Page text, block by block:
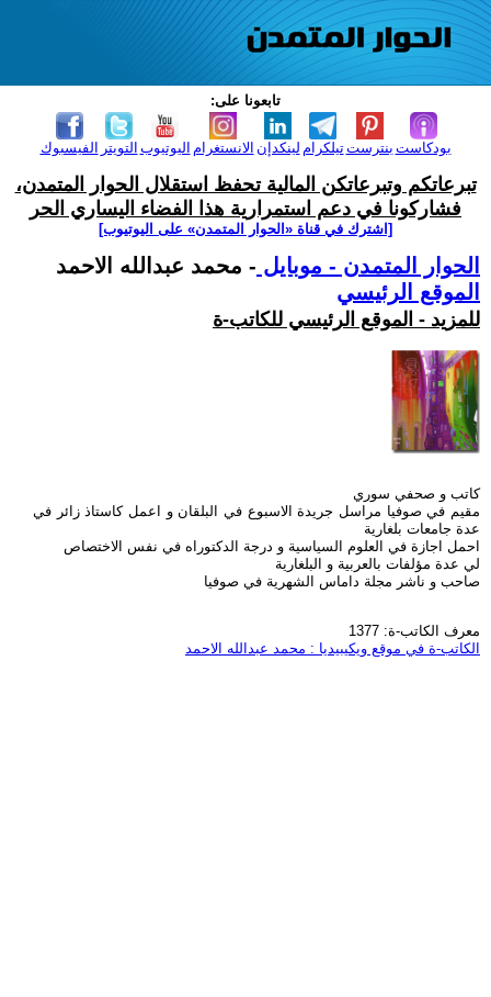
تابعونا على:
الفيسبوك التويتر اليوتيوب الانستغرام لينكدإن تيلكرامبنترست بودكاست
تبرعاتكم وتبرعاتكن المالية تحفظ استقلال الحوار المتمدن،
فشاركونا في دعم استمرارية هذا الفضاء اليساري الحر
[اشترك في قناة ‫«الحوار المتمدن» على اليوتيوب]
الحوار المتمدن - موبايل - محمد عبدالله الاحمد
الموقع الرئيسي
للمزيد - الموقع الرئيسي للكاتب-ة
كاتب و صحفي سوري
مقيم في صوفيا مراسل جريدة الاسبوع في البلقان و اعمل كاستاذ زائر في
عدة جامعات بلغارية
احمل اجازة في العلوم السياسية و درجة الدكتوراه في نفس الاختصاص
لي عدة مؤلفات بالعربية و البلغارية
صاحب و ناشر مجلة داماس الشهرية في صوفيا
معرف الكاتب-ة: 1377
الكاتب-ة في موقع ويكيبيديا : محمد عبدالله الاحمد